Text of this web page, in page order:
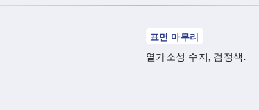
표면 마무리
열가소성 수지, 검정색.